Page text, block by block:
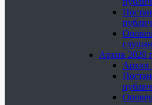
Архив 2020
Архив